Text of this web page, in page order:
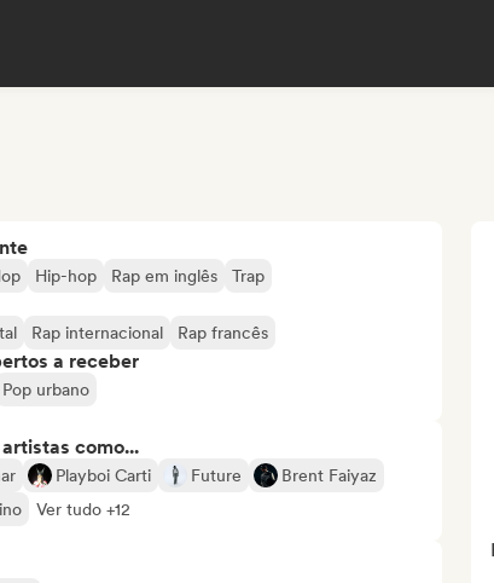
Hip-hop Rap em inglês Trap
Rap internacional Rap francês
a receber
Pop urbano
como...
Playboi Carti Future
Brent Faiyaz
Ver tudo +12